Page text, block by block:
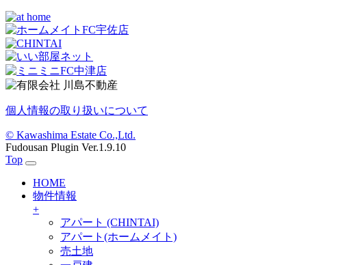
個人情報の取り扱いについて
© Kawashima Estate Co.,Ltd.
Fudousan Plugin Ver.1.9.10
Top
HOME
物件情報
+
アパート (CHINTAI)
アパート(ホームメイト)
売土地